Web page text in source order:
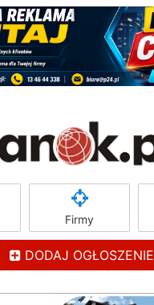
Firmy
DODAJ OGŁOSZENIE